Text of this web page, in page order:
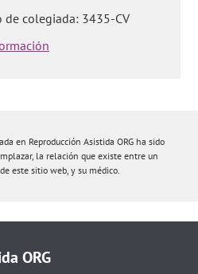
de colegiada: 3435-CV
en Reproducción Asistida ORG ha sido
la relación que existe entre un
este sitio web, y su médico.
ORG